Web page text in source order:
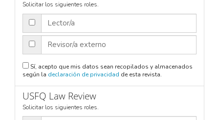
Solicitar los siguientes roles.
Lector/a
Revisor/a externo
según la declaración de privacidad de esta revista.
USFQ Law Review
Solicitar los siguientes roles.